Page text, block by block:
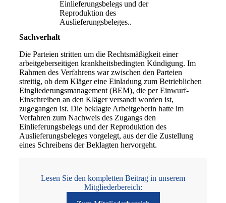
Einlieferungsbelegs und der
Reproduktion des
Auslieferungsbeleges..
Sachverhalt
Die Parteien stritten um die Rechtsmäßigkeit einer
arbeitgeberseitigen krankheitsbedingten Kündigung. Im
Rahmen des Verfahrens war zwischen den Parteien
streitig, ob dem Kläger eine Einladung zum Betrieblichen
Eingliederungsmanagement (BEM), die per Einwurf-
Einschreiben an den Kläger versandt worden ist,
zugegangen ist. Die beklagte Arbeitgeberin hatte im
Verfahren zum Nachweis des Zugangs den
Einlieferungsbelegs und der Reproduktion des
Auslieferungsbeleges vorgelegt, aus der die Zustellung
eines Schreibens der Beklagten hervorgeht.
Lesen Sie den kompletten Beitrag in unserem
Mitgliederbereich: